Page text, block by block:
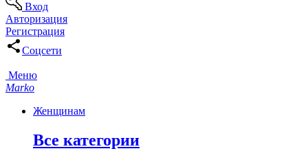
Вход
Авторизация
Регистрация
Соцсети
Меню
Marko
Женщинам
Все категории